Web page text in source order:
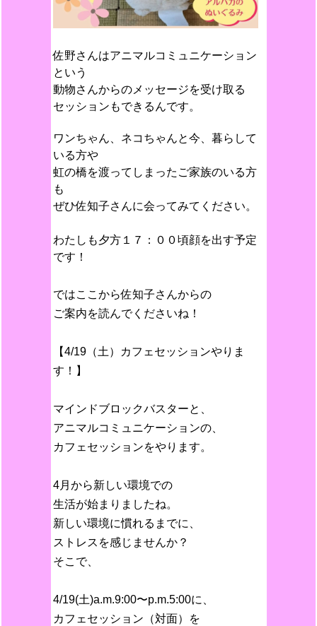
佐野さんはアニマルコミュニケーション
という
動物さんからのメッセージを受け取る
セッションもできるんです。
ワンちゃん、ネコちゃんと今、暮らして
いる方や
虹の橋を渡ってしまったご家族のいる方
も
ぜひ佐知子さんに会ってみてください。
わたしも夕方１７：００頃顔を出す予定
です！
ではここから佐知子さんからの
ご案内を読んでくださいね！
【4/19（土）カフェセッションやりま
す！】
マインドブロックバスターと、
アニマルコミュニケーションの、
カフェセッションをやります。
4月から新しい環境での
生活が始まりましたね。
新しい環境に慣れるまでに、
ストレスを感じませんか？
そこで、
4/19(土)a.m.9:00〜p.m.5:00に、
カフェセッション（対面）を